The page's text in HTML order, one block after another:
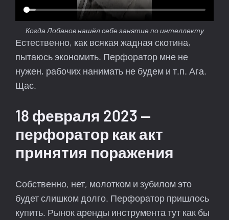
Когда Лобанов нашёл себе занятие по интеллекту
Естественно, как всякая жадная скотина,
пытаюсь экономить. Перфоратор мне не
нужен, рабочих нанимать не будем и т.п. Ага.
Щас.
18 февраля 2023 —
перфоратор как акт
принятия поражения
Собственно, нет, молотком и зубилом это
будет слишком долго. Перфоратор пришлось
купить. Рынок аренды инструмента тут как бы